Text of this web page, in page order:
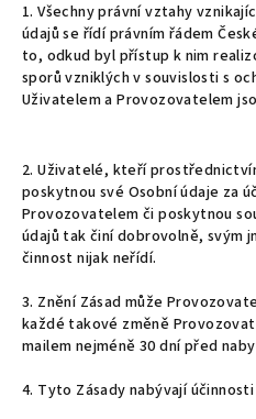
1. Všechny právní vztahy
údajů se řídí právním řádem
to, odkud byl přístup k nim
sporů vzniklých v souvislosti s
Uživatelem a Provozovatelem
2. Uživatelé, kteří
poskytnou své Osobní údaje za
Provozovatelem či poskytnou
údajů tak činí dobrovolně, svým
činnost nijak neřídí.
3. Znění Zásad může
každé takové změně
mailem nejméně 30 dní před
4. Tyto Zásady nabývají účinnosti